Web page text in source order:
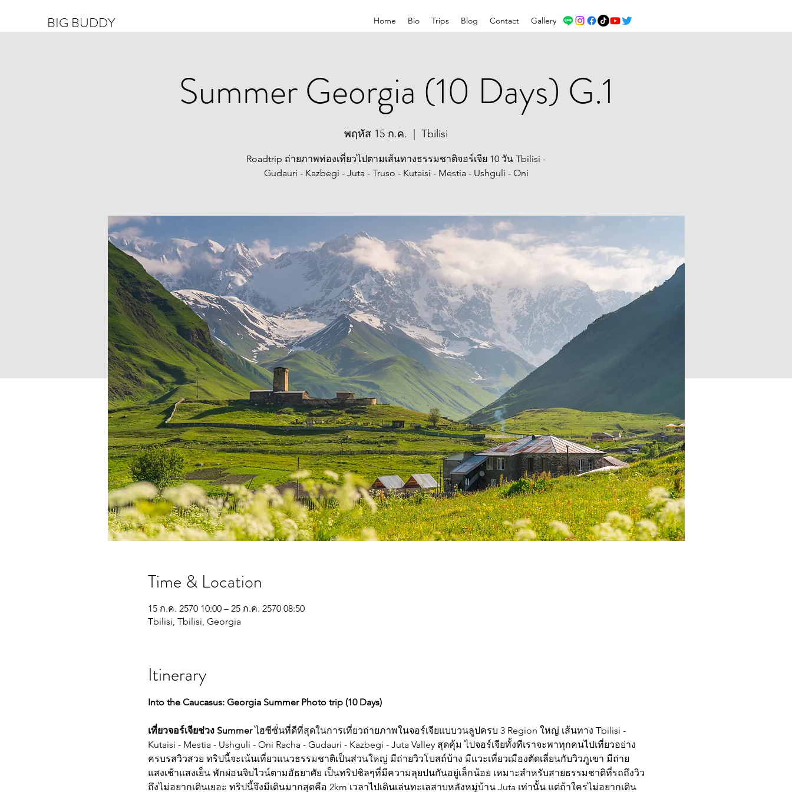
BIG BUDDY Home Bio Trips Blog Contact Gallery
Summer Georgia (10 Days) G.1
พฤหัส 15 ก.ค. Tbilisi
Roadtrip ถ่ายภาพท่องเที่ยวไปตามเส้นทางธรรมชาติจอร์เจีย 10 วัน Tbilisi -
Gudauri - Kazbegi - Juta - Truso - Kutaisi - Mestia - Ushguli - Oni
Time & Location
15 ก.ค. 2570 10:00 – 25 ก.ค. 2570 08:50
Tbilisi, Tbilisi, Georgia
Itinerary
Into the Caucasus: Georgia Summer Photo trip (10 Days)
เที่ยวจอร์เจียช่วง Summer ไฮซีซั่นที่ดีที่สุดในการเที่ยวถ่ายภาพในจอร์เจียแบบวนลูปครบ 3 Region ใหญ่ เส้นทาง Tbilisi -
Kutaisi - Mestia - Ushguli - Oni Racha - Gudauri - Kazbegi - Juta Valley สุดคุ้ม ไปจอร์เจียทั้งทีเราจะพาทุกคนไปเที่ยวอย่าง
ครบรสวิวสวย ทริปนี้จะเน้นเที่ยวแนวธรรมชาติเป็นส่วนใหญ่ มีถ่ายวิวโบสถ์บ้าง มีแวะเที่ยวเมืองตัดเลี่ยนกับวิวภูเขา มีถ่าย
แสงเช้าแสงเย็น พักผ่อนจิบไวน์ตามอัธยาศัย เป็นทริปชิลๆที่มีความลุยปนกันอยู่เล็กน้อย เหมาะสำหรับสายธรรมชาติที่รถถึงวิว
ถึงไม่อยากเดินเยอะ ทริปนี้จึงมีเดินมากสุดคือ 2km เวลาไปเดินเล่นทะเลสาบหลังหมู่บ้าน Juta เท่านั้น แต่ถ้าใครไม่อยากเดิน